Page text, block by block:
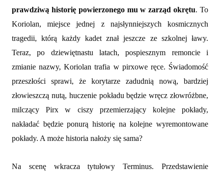
prawdziwą historię powierzonego mu w zarząd okrętu. To
Koriolan, miejsce jednej z najsłynniejszych kosmicznych
tragedii, którą każdy kadet znał jeszcze ze szkolnej ławy.
Teraz, po dziewiętnastu latach, pospiesznym remoncie i
zmianie nazwy, Koriolan trafia w pirxowe ręce. Świadomość
przeszłości sprawi, że korytarze zadudnią nową, bardziej
złowieszczą nutą, huczenie pokładu będzie wręcz złowróżbne,
milczący Pirx w ciszy przemierzający kolejne pokłady,
nakładać będzie ponurą historię na kolejne wyremontowane
pokłady. A może historia nałoży się sama?
Na scenę wkracza tytułowy Terminus. Przedstawienie